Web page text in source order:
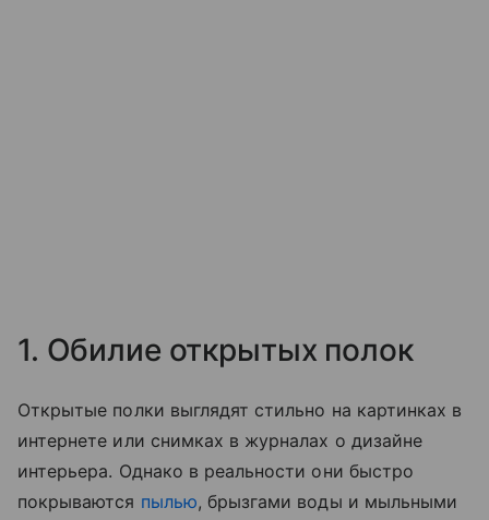
1. Обилие открытых полок
Открытые полки выглядят стильно на картинках в
интернете или снимках в журналах о дизайне
интерьера. Однако в реальности они быстро
покрываются пылью, брызгами воды и мыльными